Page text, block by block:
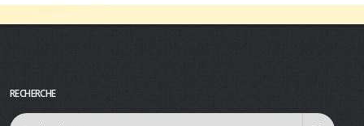
RECHERCHE